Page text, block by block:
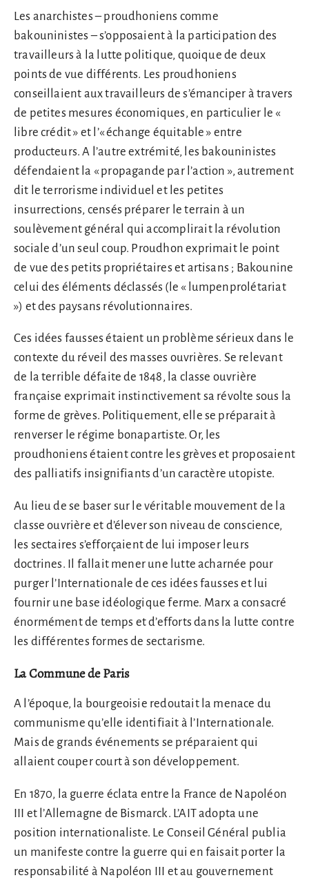
Les anarchistes – proudhoniens comme
bakouninistes – s’opposaient à la participation des
travailleurs à la lutte politique, quoique de deux
points de vue différents. Les proudhoniens
conseillaient aux travailleurs de s’émanciper à travers
de petites mesures économiques, en particulier le «
libre crédit » et l’« échange équitable » entre
producteurs. A l’autre extrémité, les bakouninistes
défendaient la « propagande par l’action », autrement
dit le terrorisme individuel et les petites
insurrections, censés préparer le terrain à un
soulèvement général qui accomplirait la révolution
sociale d’un seul coup. Proudhon exprimait le point
de vue des petits propriétaires et artisans ; Bakounine
celui des éléments déclassés (le « lumpenprolétariat
») et des paysans révolutionnaires.
Ces idées fausses étaient un problème sérieux dans le
contexte du réveil des masses ouvrières. Se relevant
de la terrible défaite de 1848, la classe ouvrière
française exprimait instinctivement sa révolte sous la
forme de grèves. Politiquement, elle se préparait à
renverser le régime bonapartiste. Or, les
proudhoniens étaient contre les grèves et proposaient
des palliatifs insignifiants d’un caractère utopiste.
Au lieu de se baser sur le véritable mouvement de la
classe ouvrière et d’élever son niveau de conscience,
les sectaires s’efforçaient de lui imposer leurs
doctrines. Il fallait mener une lutte acharnée pour
purger l’Internationale de ces idées fausses et lui
fournir une base idéologique ferme. Marx a consacré
énormément de temps et d’efforts dans la lutte contre
les différentes formes de sectarisme.
La Commune de Paris
A l’époque, la bourgeoisie redoutait la menace du
communisme qu’elle identifiait à l’Internationale.
Mais de grands événements se préparaient qui
allaient couper court à son développement.
En 1870, la guerre éclata entre la France de Napoléon
III et l’Allemagne de Bismarck. L’AIT adopta une
position internationaliste. Le Conseil Général publia
un manifeste contre la guerre qui en faisait porter la
responsabilité à Napoléon III et au gouvernement